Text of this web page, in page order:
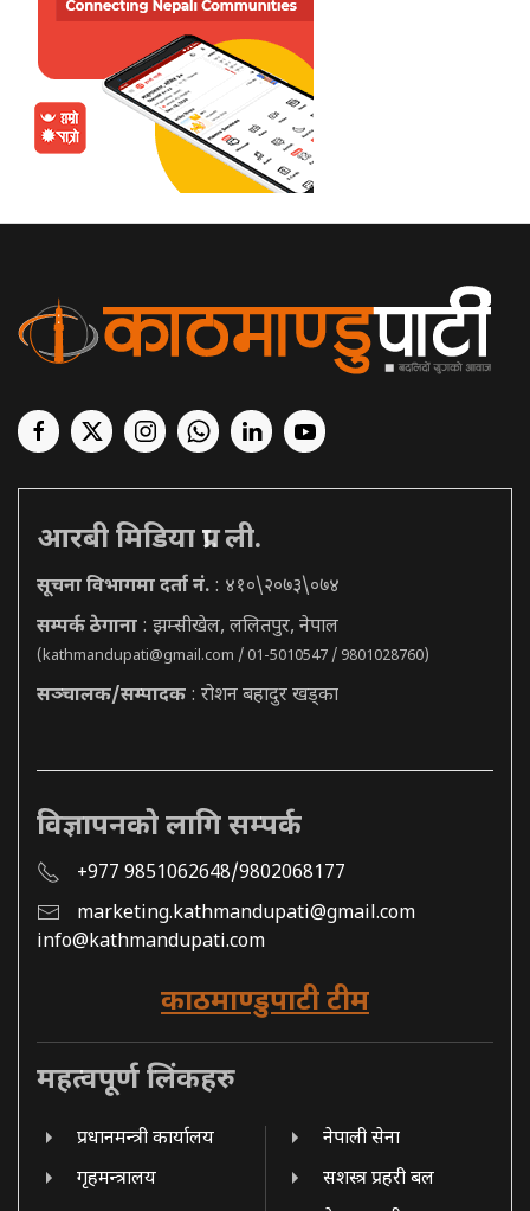
आरबी मिडिया प्रा. ली.
सूचना विभागमा दर्ता नं. : ४१०\२०७३\०७४
सम्पर्क ठेगाना : झम्सीखेल, ललितपुर, नेपाल
(kathmandupati@gmail.com / 01-5010547 / 9801028760)
सञ्चालक/सम्पादक : रोशन बहादुर खड्का
विज्ञापनको लागि सम्पर्क
+977 9851062648/9802068177
marketing.kathmandupati@gmail.com
info@kathmandupati.com
काठमाण्डुपाटी टीम
महत्वपूर्ण लिंकहरु
प्रधानमन्त्री कार्यालय
गृहमन्त्रालय
नेपाली सेना
सशस्त्र प्रहरी बल